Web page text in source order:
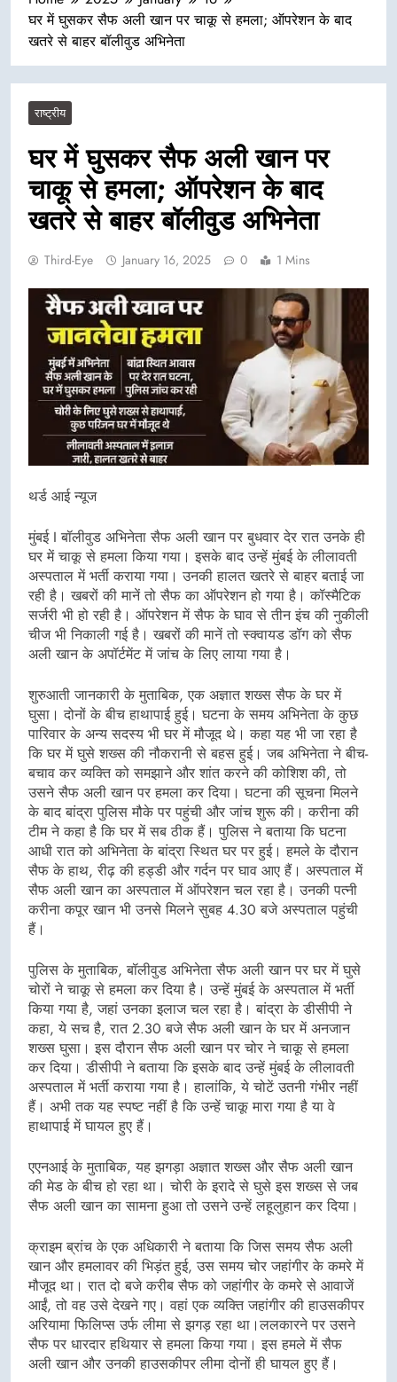
घर में घुसकर सैफ अली खान पर चाकू से हमला; ऑपरेशन के बाद
खतरे से बाहर बॉलीवुड अभिनेता
राष्ट्रीय
घर में घुसकर सैफ अली खान पर
चाकू से हमला; ऑपरेशन के बाद
खतरे से बाहर बॉलीवुड अभिनेता
Third-Eye January 16, 2025 0 1 Mins
थर्ड आई न्यूज
मुंबई I बॉलीवुड अभिनेता सैफ अली खान पर बुधवार देर रात उनके ही
घर में चाकू से हमला किया गया। इसके बाद उन्हें मुंबई के लीलावती
अस्पताल में भर्ती कराया गया। उनकी हालत खतरे से बाहर बताई जा
रही है। खबरों की मानें तो सैफ का ऑपरेशन हो गया है। कॉस्मैटिक
सर्जरी भी हो रही है। ऑपरेशन में सैफ के घाव से तीन इंच की नुकीली
चीज भी निकाली गई है। खबरों की मानें तो स्क्वायड डॉग को सैफ
अली खान के अपॉर्टमेंट में जांच के लिए लाया गया है।
शुरुआती जानकारी के मुताबिक, एक अज्ञात शख्स सैफ के घर में
घुसा। दोनों के बीच हाथापाई हुई। घटना के समय अभिनेता के कुछ
पारिवार के अन्य सदस्य भी घर में मौजूद थे। कहा यह भी जा रहा है
कि घर में घुसे शख्स की नौकरानी से बहस हुई। जब अभिनेता ने बीच-
बचाव कर व्यक्ति को समझाने और शांत करने की कोशिश की, तो
उसने सैफ अली खान पर हमला कर दिया। घटना की सूचना मिलने
के बाद बांद्रा पुलिस मौके पर पहुंची और जांच शुरू की। करीना की
टीम ने कहा है कि घर में सब ठीक हैं। पुलिस ने बताया कि घटना
आधी रात को अभिनेता के बांद्रा स्थित घर पर हुई। हमले के दौरान
सैफ के हाथ, रीढ़ की हड्डी और गर्दन पर घाव आए हैं। अस्पताल में
सैफ अली खान का अस्पताल में ऑपरेशन चल रहा है। उनकी पत्नी
करीना कपूर खान भी उनसे मिलने सुबह 4.30 बजे अस्पताल पहुंची
हैं।
पुलिस के मुताबिक, बॉलीवुड अभिनेता सैफ अली खान पर घर में घुसे
चोरों ने चाकू से हमला कर दिया है। उन्हें मुंबई के अस्पताल में भर्ती
किया गया है, जहां उनका इलाज चल रहा है। बांद्रा के डीसीपी ने
कहा, ये सच है, रात 2.30 बजे सैफ अली खान के घर में अनजान
शख्स घुसा। इस दौरान सैफ अली खान पर चोर ने चाकू से हमला
कर दिया। डीसीपी ने बताया कि इसके बाद उन्हें मुंबई के लीलावती
अस्पताल में भर्ती कराया गया है। हालांकि, ये चोटें उतनी गंभीर नहीं
हैं। अभी तक यह स्पष्ट नहीं है कि उन्हें चाकू मारा गया है या वे
हाथापाई में घायल हुए हैं।
एएनआई के मुताबिक, यह झगड़ा अज्ञात शख्स और सैफ अली खान
की मेड के बीच हो रहा था। चोरी के इरादे से घुसे इस शख्स से जब
सैफ अली खान का सामना हुआ तो उसने उन्हें लहूलुहान कर दिया।
क्राइम ब्रांच के एक अधिकारी ने बताया कि जिस समय सैफ अली
खान और हमलावर की भिड़ंत हुई, उस समय चोर जहांगीर के कमरे में
मौजूद था। रात दो बजे करीब सैफ को जहांगीर के कमरे से आवाजें
आईं, तो वह उसे देखने गए। वहां एक व्यक्ति जहांगीर की हाउसकीपर
अरियामा फिलिप्स उर्फ लीमा से झगड़ रहा था।ललकारने पर उसने
सैफ पर धारदार हथियार से हमला किया गया। इस हमले में सैफ
अली खान और उनकी हाउसकीपर लीमा दोनों ही घायल हुए हैं।